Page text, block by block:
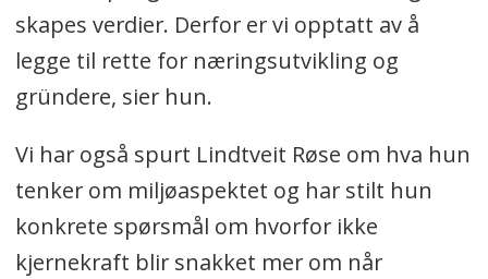
skapes verdier. Derfor er vi opptatt av å
legge til rette for næringsutvikling og
gründere, sier hun.
Vi har også spurt Lindtveit Røse om hva hun
tenker om miljøaspektet og har stilt hun
konkrete spørsmål om hvorfor ikke
kjernekraft blir snakket mer om når